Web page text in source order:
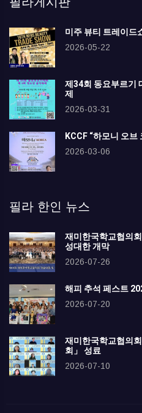
미주 뷰티 트레이드
2026-05-22
제34회 동요부르기
제
2026-03-31
KCCF “하모니 오
2026-03-06
필라 한인 뉴스
재미한국학교협의
성대한 개막
2026-07-26
해피 추석 페스트
2026-07-20
재미한국학교협의
회」 성료
2026-07-10